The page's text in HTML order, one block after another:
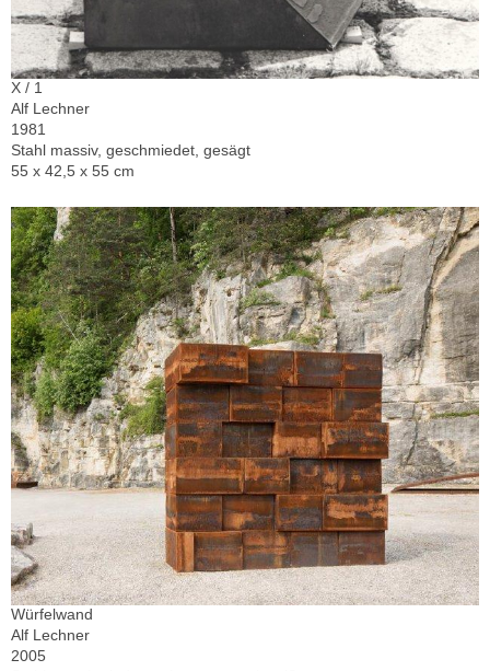
X / 1
Alf Lechner
1981
Stahl massiv, geschmiedet, gesägt
55 x 42,5 x 55 cm
Würfelwand
Alf Lechner
2005